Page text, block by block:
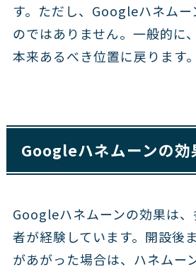
す。ただし、Googleハネム
のではありません。一般的に
本来あるべき位置に戻ります。
Googleハネムーンの効
Googleハネムーンの効果は
者が経験しています。開設後
があがった場合は、ハネムー